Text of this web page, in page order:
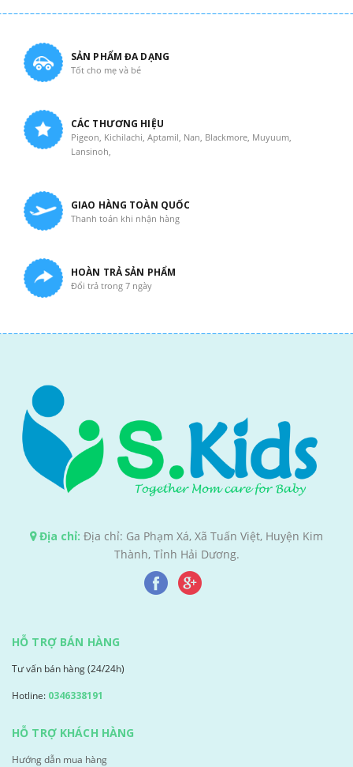
SẢN PHẨM ĐA DẠNG
Tốt cho mẹ và bé
CÁC THƯƠNG HIỆU
Pigeon, Kichilachi, Aptamil, Nan, Blackmore, Muyuum,
Lansinoh,
GIAO HÀNG TOÀN QUỐC
Thanh toán khi nhận hàng
HOÀN TRẢ SẢN PHẨM
Đổi trả trong 7 ngày
Địa chỉ: Địa chỉ: Ga Phạm Xá, Xã Tuấn Việt, Huyện Kim
Thành, Tỉnh Hải Dương.
HỖ TRỢ BÁN HÀNG
Tư vấn bán hàng (24/24h)
Hotline: 0346338191
HỖ TRỢ KHÁCH HÀNG
Hướng dẫn mua hàng